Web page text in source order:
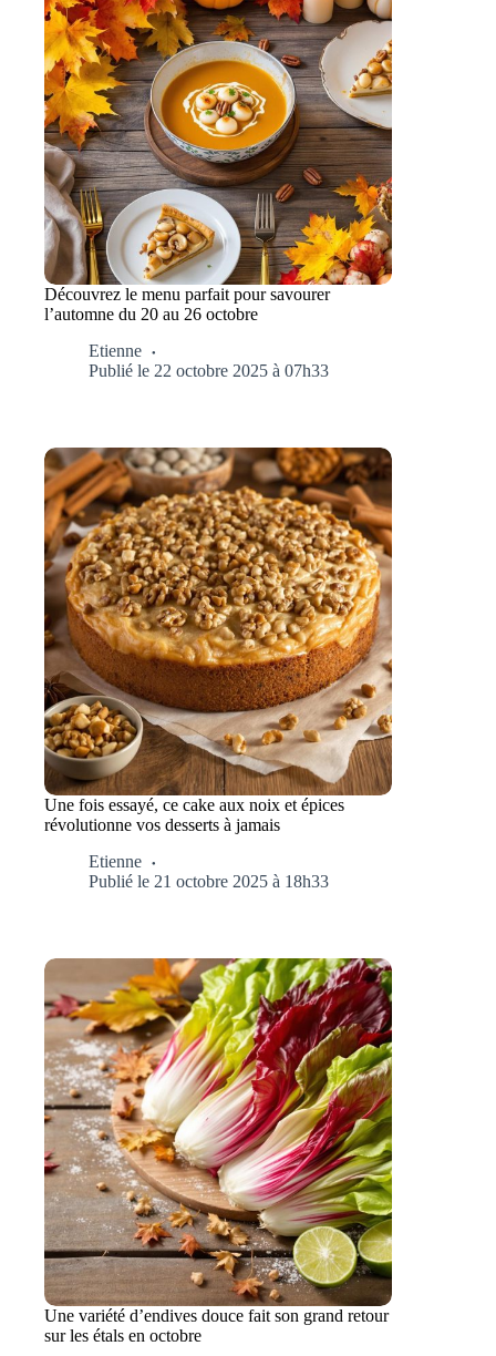
Découvrez le menu parfait pour savourer
l’automne du 20 au 26 octobre
Etienne
Publié le 22 octobre 2025 à 07h33
Une fois essayé, ce cake aux noix et épices
révolutionne vos desserts à jamais
Etienne
Publié le 21 octobre 2025 à 18h33
Une variété d’endives douce fait son grand retour
sur les étals en octobre